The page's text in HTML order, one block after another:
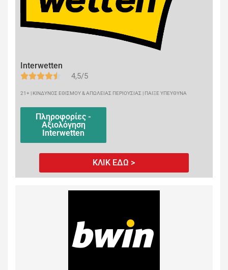
Interwetten
4,5/5
21+ | ΚΙΝΔΥΝΟΣ ΕΘΙΣΜΟΥ & ΑΠΩΛΕΙΑΣ ΠΕΡΙΟΥΣΙΑΣ | ΠΑΙΞΕ ΥΠΕΥΘΥΝΑ
Πληροφορίες -
Αξιολόγηση
Interwetten
ΚΛΙΚ ΕΔΩ >